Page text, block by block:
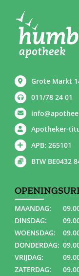
Grote Markt
011/78 24 01
Apotheker-
APB: 265101
BTW BE0432
MAANDAG:
DINSDAG:
WOENSDAG:
DONDERDAG:
VRIJDAG:
ZATERDAG: